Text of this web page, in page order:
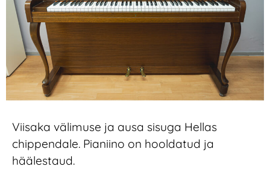
Viisaka välimuse ja ausa sisuga Hellas
chippendale. Pianiino on hooldatud ja
häälestaud.